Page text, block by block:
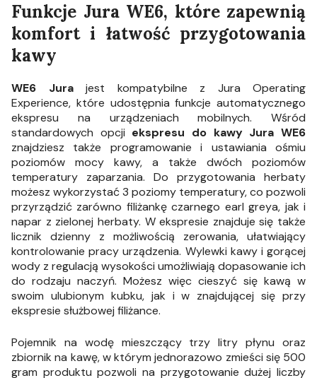
Funkcje Jura WE6, które zapewnią
komfort i łatwość przygotowania
kawy
WE6 Jurajest kompatybilne z Jura Operating
Experience, które udostępnia funkcje automatycznego
ekspresu na urządzeniach mobilnych. Wśród
standardowych opcji ekspresu do kawy Jura WE6
znajdziesz także programowanie i ustawiania ośmiu
poziomów mocy kawy, a także dwóch poziomów
temperatury zaparzania. Do przygotowania herbaty
możesz wykorzystać 3 poziomy temperatury, co pozwoli
przyrządzić zarówno filiżankę czarnego earl greya, jak i
napar z zielonej herbaty. W ekspresie znajduje się także
licznik dzienny z możliwością zerowania, ułatwiający
kontrolowanie pracy urządzenia. Wylewki kawy i gorącej
wody z regulacją wysokości umożliwiają dopasowanie ich
do rodzaju naczyń. Możesz więc cieszyć się kawą w
swoim ulubionym kubku, jak i w znajdującej się przy
ekspresie służbowej filiżance.
Pojemnik na wodę mieszczący trzy litry płynu oraz
zbiornik na kawę, w którym jednorazowo zmieści się 500
gram produktu pozwoli na przygotowanie dużej liczby